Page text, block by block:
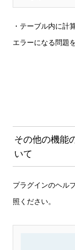
・テーブル内に計
エラーになる問題
その他の機能
いて
プラグインのヘル
照ください。